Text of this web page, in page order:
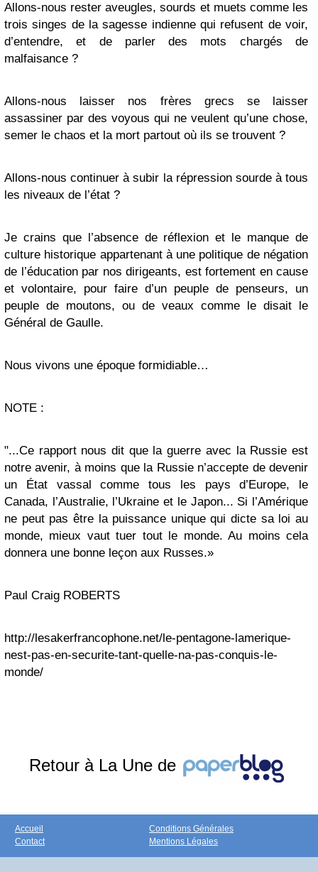
Allons-nous rester aveugles, sourds et muets comme les
trois singes de la sagesse indienne qui refusent de voir,
d’entendre, et de parler des mots chargés de
malfaisance ?
Allons-nous laisser nos frères grecs se laisser
assassiner par des voyous qui ne veulent qu’une chose,
semer le chaos et la mort partout où ils se trouvent ?
Allons-nous continuer à subir la répression sourde à tous
les niveaux de l’état ?
Je crains que l’absence de réflexion et le manque de
culture historique appartenant à une politique de négation
de l’éducation par nos dirigeants, est fortement en cause
et volontaire, pour faire d’un peuple de penseurs, un
peuple de moutons, ou de veaux comme le disait le
Général de Gaulle.
Nous vivons une époque formidiable…
NOTE :
"...Ce rapport nous dit que la guerre avec la Russie est
notre avenir, à moins que la Russie n’accepte de devenir
un État vassal comme tous les pays d’Europe, le
Canada, l’Australie, l’Ukraine et le Japon... Si l’Amérique
ne peut pas être la puissance unique qui dicte sa loi au
monde, mieux vaut tuer tout le monde. Au moins cela
donnera une bonne leçon aux Russes.»
Paul Craig ROBERTS
http://lesakerfrancophone.net/le-pentagone-lamerique-
nest-pas-en-securite-tant-quelle-na-pas-conquis-le-
monde/
Retour à La Une de
Accueil
Contact
Conditions Générales
Mentions Légales